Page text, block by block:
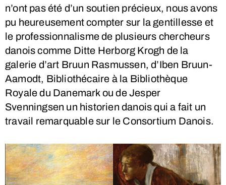
n’ont pas été d’un soutien précieux, nous avons
pu heureusement compter sur la gentillesse et
le professionnalisme de plusieurs chercheurs
danois comme Ditte Herborg Krogh de la
galerie d’art Bruun Rasmussen, d’Iben Bruun-
Aamodt, Bibliothécaire à la Bibliothèque
Royale du Danemark ou de Jesper
Svenningsen un historien danois qui a fait un
travail remarquable sur le Consortium Danois.